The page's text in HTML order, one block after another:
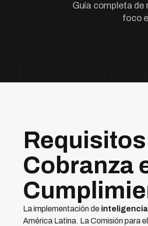
Guía completa de
foco
Cobranza
La implementación de
América Latina. La Comisión para